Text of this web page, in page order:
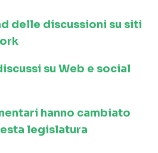
delle discussioni su siti
su Web e social
hanno cambiato
legislatura